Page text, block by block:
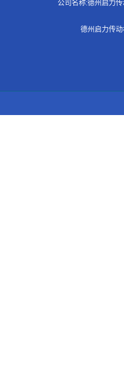
公司名称:德州启力
德州启力传